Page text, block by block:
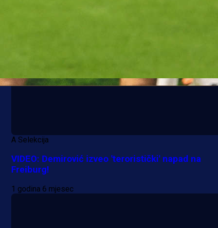
A Selekcija
VIDEO: Demirović izveo 'teroristički' napad na
Freiburg!
1 godina 6 mjesec